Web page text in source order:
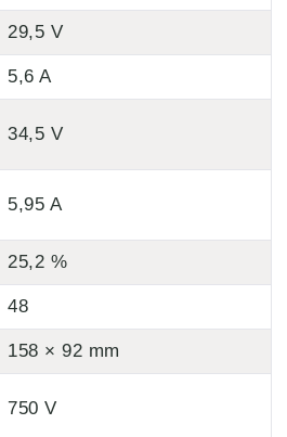
29,5 V
5,6 A
34,5 V
5,95 A
25,2 %
48
158 × 92 mm
750 V